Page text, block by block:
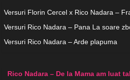
Versuri Florin Cercel x Rico Nadara –
Versuri Rico Nadara – Pana La soare
Versuri Rico Nadara – Arde plapuma
Rico Nadara – De la Mama am luat